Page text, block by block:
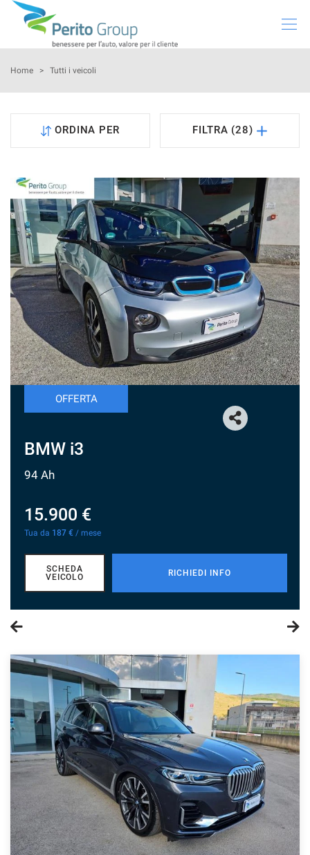
HOME
PRENOTA INTERVENTO
NOLEGGIO
GREEN SOLUTIONS
NEWS
CHI SIAMO
NUOVA SUBARU UNCHARTED
NEWS ED EVENTI
RECENSIONI
Home > Tutti i veicoli
ORDINA PER FILTRA (28)
OFFERTA
BMW i3
94 Ah
15.900 €
Tua da 187 € / mese
SCHEDA
VEICOLO
RICHIEDI INFO